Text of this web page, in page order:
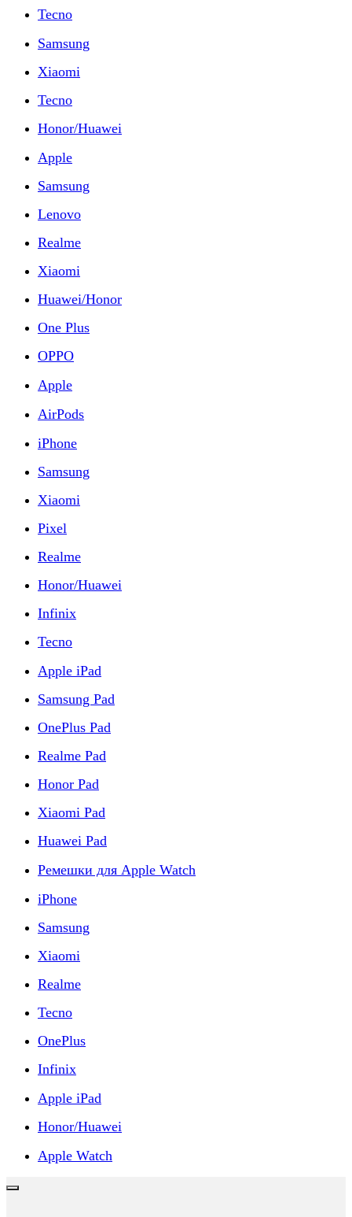
Tecno
Samsung
Xiaomi
Tecno
Honor/Huawei
Apple
Samsung
Lenovo
Realme
Xiaomi
Huawei/Honor
One Plus
OPPO
Apple
AirPods
iPhone
Samsung
Xiaomi
Pixel
Realme
Honor/Huawei
Infinix
Tecno
Apple iPad
Samsung Pad
OnePlus Pad
Realme Pad
Honor Pad
Xiaomi Pad
Huawei Pad
Ремешки для Apple Watch
iPhone
Samsung
Xiaomi
Realme
Tecno
OnePlus
Infinix
Apple iPad
Honor/Huawei
Apple Watch